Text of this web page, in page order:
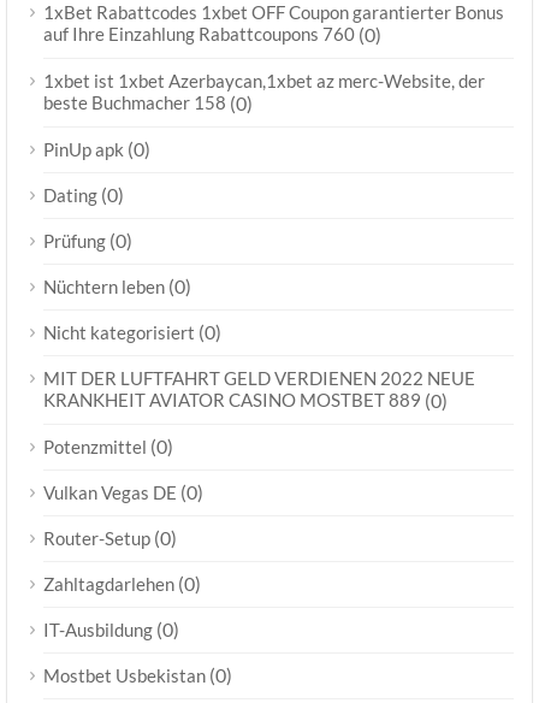
1xBet Rabattcodes 1xbet OFF Coupon garantierter Bonus
auf Ihre Einzahlung Rabattcoupons 760 (0)
1xbet ist 1xbet Azerbaycan,1xbet az merc-Website, der
beste Buchmacher 158 (0)
PinUp apk (0)
Dating (0)
Prüfung (0)
Nüchtern leben (0)
Nicht kategorisiert (0)
MIT DER LUFTFAHRT GELD VERDIENEN 2022 NEUE
KRANKHEIT AVIATOR CASINO MOSTBET 889 (0)
Potenzmittel (0)
Vulkan Vegas DE (0)
Router-Setup (0)
Zahltagdarlehen (0)
IT-Ausbildung (0)
Mostbet Usbekistan (0)